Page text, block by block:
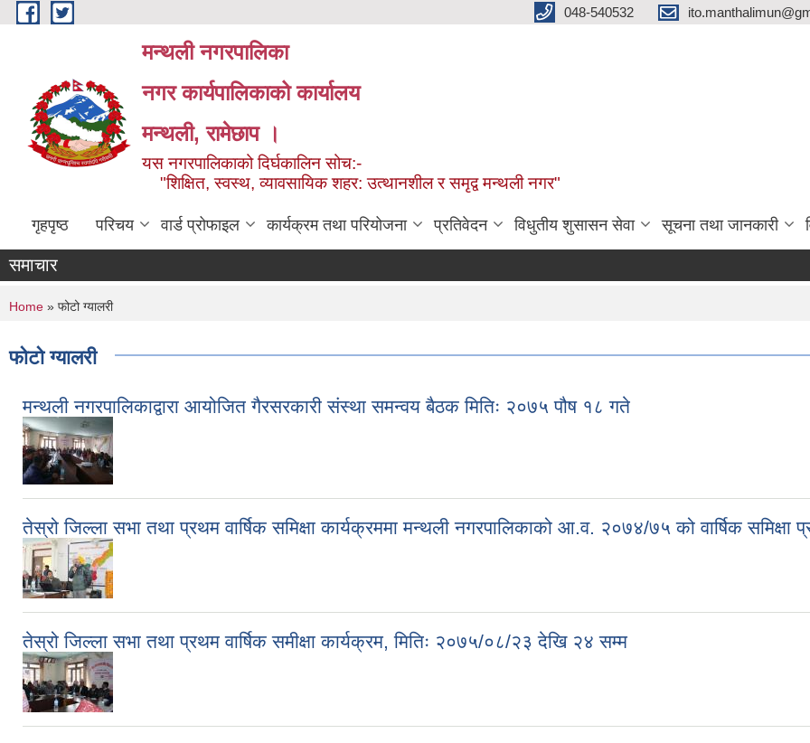
Skip to main content 048-540532
मन्थली नगरपालिका
नगर कार्यपालिकाको कार्यालय
मन्थली, रामेछाप ।
यस नगरपालिकाको दिर्घकालिन सोच:-
"शिक्षित, स्वस्थ, व्यावसायिक शहर: उत्थानशील र समृद्व मन्थली नगर"
गृहपृष्ठ परिचय वार्ड प्रोफाइल कार्यक्रम तथा परियोजना प्रतिवेदन विधुतीय शुसासन सेवा सूचना तथा जानकारी
समाचार
You are here
Home » फोटो ग्यालरी
फोटो ग्यालरी
मन्थली नगरपालिकाद्वारा आयोजित गैरसरकारी संस्था समन्वय बैठक मितिः २०७५ पौष १८ गते
तेस्रो जिल्ला सभा तथा प्रथम वार्षिक समिक्षा कार्यक्रममा मन्थली नगरपालिकाको आ.व. २०७४/७५ को वार्षिक समिक्षा
तेस्रो जिल्ला सभा तथा प्रथम वार्षिक समीक्षा कार्यक्रम, मितिः २०७५/०८/२३ देखि २४ सम्म